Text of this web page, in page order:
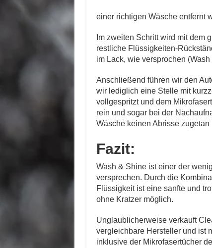
einer richtigen Wäsche entfernt
Im zweiten Schritt wird mit dem
restliche Flüssigkeiten-
im Lack, wie versprochen
Anschließend führen wir den
wir lediglich eine Stelle mit
vollgespritzt und dem
rein und sogar bei der
Wäsche keinen Abrisse zugetan
Fazit:
Wash & Shine ist einer der
versprechen. Durch die
Flüssigkeit ist eine sanfte und
ohne Kratzer möglich.
Unglaublicherweise verkauft
vergleichbare Hersteller und ist
inklusive der Mikrofasertücher